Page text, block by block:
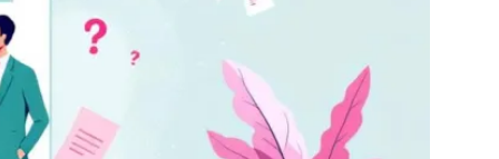
Ver nuestros servicios
las herramientas